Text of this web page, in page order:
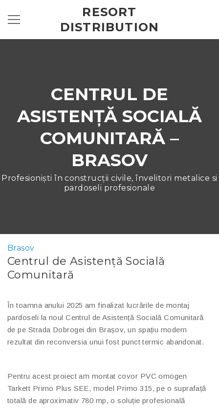
RESORT
DISTRIBUTION
CENTRUL DE
ASISTENȚĂ SOCIALĂ
COMUNITARĂ –
BRASOV
Profesioniști în construcții civile, învelitori metalice si
pardoseli profesionale
Brasov
Centrul de Asistență Socială
Comunitară
În toamna anului 2025 am finalizat lucrările de montaj
pardoseli la noul Centrul de Asistență Socială Comunitară
de pe Strada Dobrogei din Brașov, un spațiu modern
rezultat din reconversia unui fost punct termic abandonat.
Pentru acest proiect am montat covor PVC omogen
Tarkett Primo Plus SEE, model Primo 315, pe o suprafață
totală de aproximativ 780 mp, o soluție profesională